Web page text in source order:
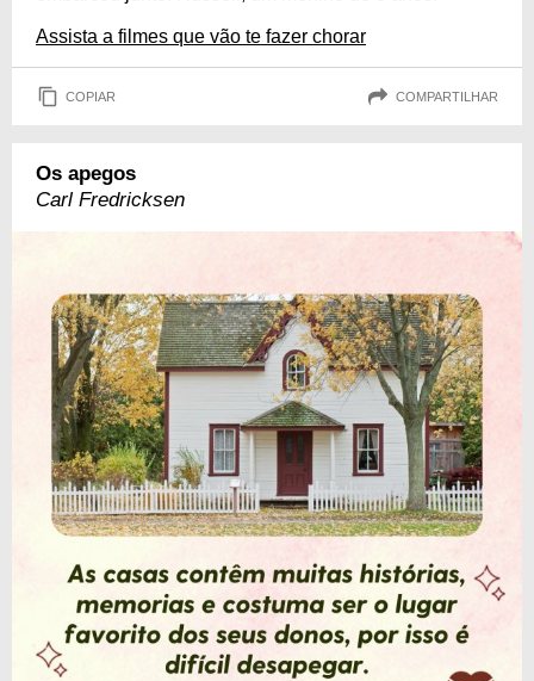
Assista a filmes que vão te fazer chorar
COPIAR COMPARTILHAR
Os apegos
Carl Fredricksen